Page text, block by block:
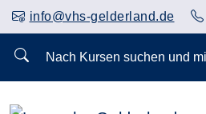
info@vhs-gelderland.de
Nach Kursen suchen und